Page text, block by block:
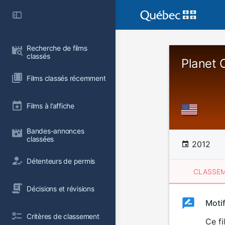
Recherche de films
classés
Films classés récemment
Films à l’affiche
Bandes-annonces
classées
Détenteurs de permis
Décisions et révisions
Critères de classement
Planet
2012
Ce